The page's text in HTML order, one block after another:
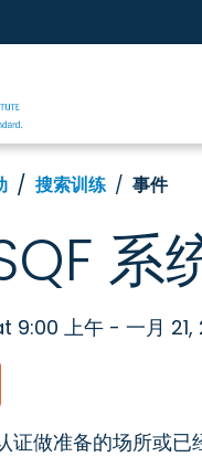
搜索训练 事件
系
9:00 上午 - 一月
证做准备的场所或